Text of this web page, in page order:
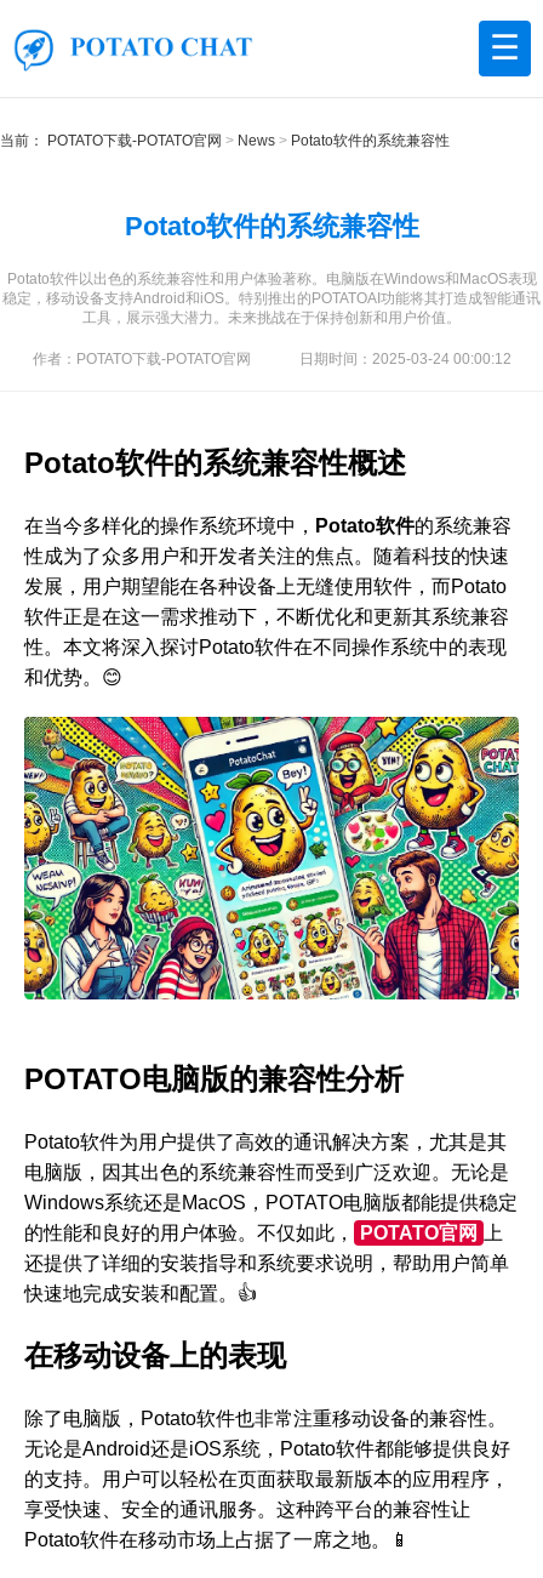
☰
当前： POTATO下载-POTATO官网 News Potato软件的系统兼容性
Potato软件的系统兼容性
Potato软件以出色的系统兼容性和用户体验著称。电脑版在Windows和MacOS表现
稳定，移动设备支持Android和iOS。特别推出的POTATOAI功能将其打造成智能通讯
工具，展示强大潜力。未来挑战在于保持创新和用户价值。
作者：POTATO下载-POTATO官网 日期时间：2025-03-24 00:00:12
Potato软件的系统兼容性概述
在当今多样化的操作系统环境中， Potato软件的系统兼容
性成为了众多用户和开发者关注的焦点。随着科技的快速
发展，用户期望能在各种设备上无缝使用软件，而Potato
软件正是在这一需求推动下，不断优化和更新其系统兼容
性。本文将深入探讨Potato软件在不同操作系统中的表现
和优势。😊
POTATO电脑版的兼容性分析
Potato软件为用户提供了高效的通讯解决方案，尤其是其
电脑版，因其出色的系统兼容性而受到广泛欢迎。无论是
Windows系统还是MacOS，POTATO电脑版都能提供稳定
的性能和良好的用户体验。不仅如此，
POTATO官网
上
还提供了详细的安装指导和系统要求说明，帮助用户简单
快速地完成安装和配置。👍
在移动设备上的表现
除了电脑版，Potato软件也非常注重移动设备的兼容性。
无论是Android还是iOS系统，Potato软件都能够提供良好
的支持。用户可以轻松在页面获取最新版本的应用程序，
享受快速、安全的通讯服务。这种跨平台的兼容性让
Potato软件在移动市场上占据了一席之地。📱